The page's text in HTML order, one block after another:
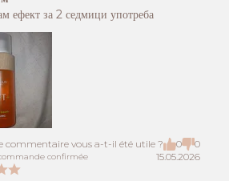
ефект за 2 седмици употреба
commentaire vous a-t-il été utile ? 0 0
confirmée 15.05.2026